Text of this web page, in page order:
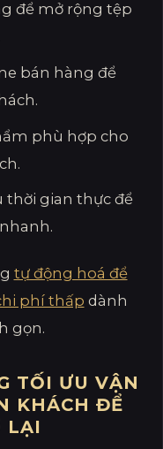
để mở rộng tệp
bán hàng để
phù hợp cho
thời gian thực để
tự động hoá để
phí thấp dành
gọn.
TỐI ƯU VẬN
KHÁCH ĐỂ
LẠI